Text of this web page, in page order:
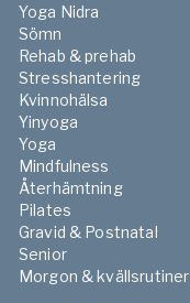
Yoga Nidra
Sömn
Rehab & prehab
Stresshantering
Kvinnohälsa
Yinyoga
Yoga
Mindfulness
Återhämtning
Pilates
Gravid & Postnatal
Senior
Morgon & kvällsrutiner